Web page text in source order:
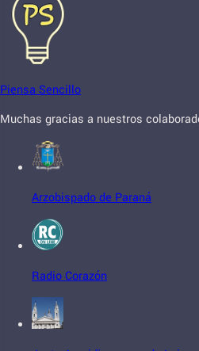
Piensa Sencillo
Muchas gracias a nuestros
Arzobispado de Paraná
Radio Corazón